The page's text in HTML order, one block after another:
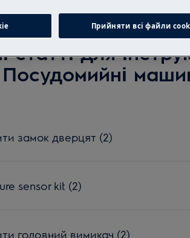
для
замок дверцят (2)
sensor kit (2)
головний вимикач (2)
Прийняти всі файли